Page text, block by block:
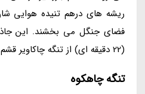
ریشه های درهم تنیده هوایی
(22 دقیقه ای) از تنگه چاکاویر قشم واقع شده است.
تنگه چاهکوه